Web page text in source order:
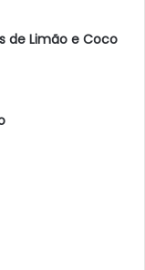
de Limão e Coco